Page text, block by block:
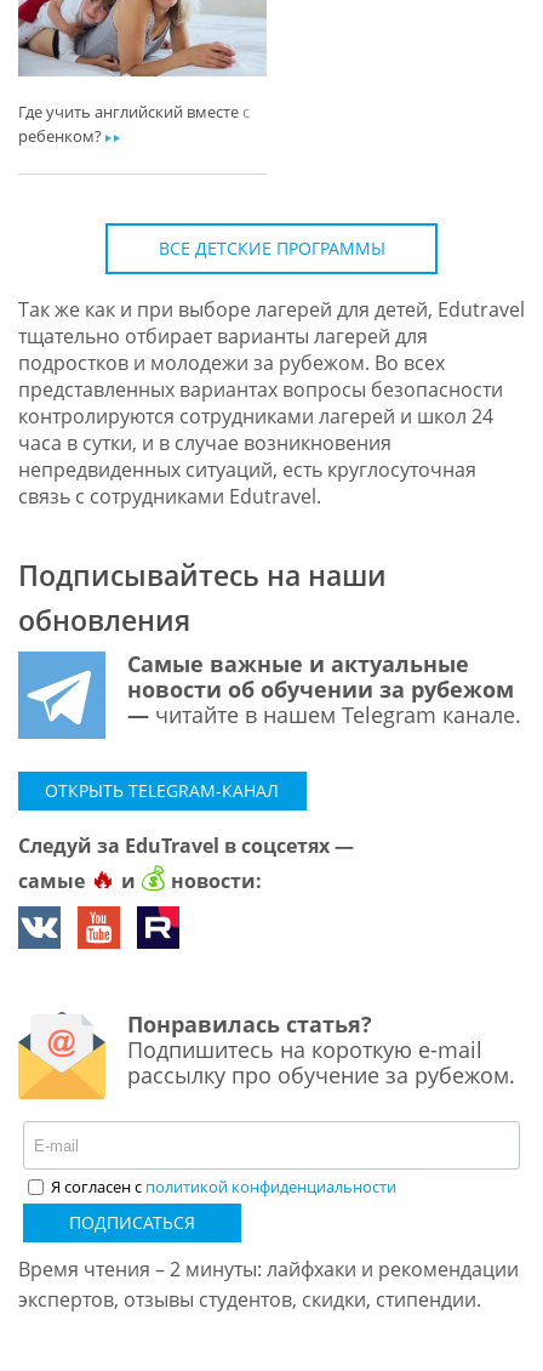
Где учить английский вместе с
ребенком?ar
ВСЕ ДЕТСКИЕ ПРОГРАММЫ
Так же как и при выборе лагерей для детей, Edutravel
тщательно отбирает варианты лагерей для
подростков и молодежи за рубежом. Во всех
представленных вариантах вопросы безопасности
контролируются сотрудниками лагерей и школ 24
часа в сутки, и в случае возникновения
непредвиденных ситуаций, есть круглосуточная
связь с сотрудниками Edutravel.
Подписывайтесь на наши
обновления
Самые важные и актуальные
новости об обучении за рубежом
— читайте в нашем Telegram канале.
ОТКРЫТЬ TELEGRAM-КАНАЛ
Следуй за EduTravel в соцсетях —
самые 🔥 и 💰 новости:
Понравилась статья?
Подпишитесь на короткую e-mail
рассылку про обучение за рубежом.
Я согласен с политикой конфиденциальности
ПОДПИСАТЬСЯ
Время чтения – 2 минуты: лайфхаки и рекомендации
экспертов, отзывы студентов, скидки, стипендии.